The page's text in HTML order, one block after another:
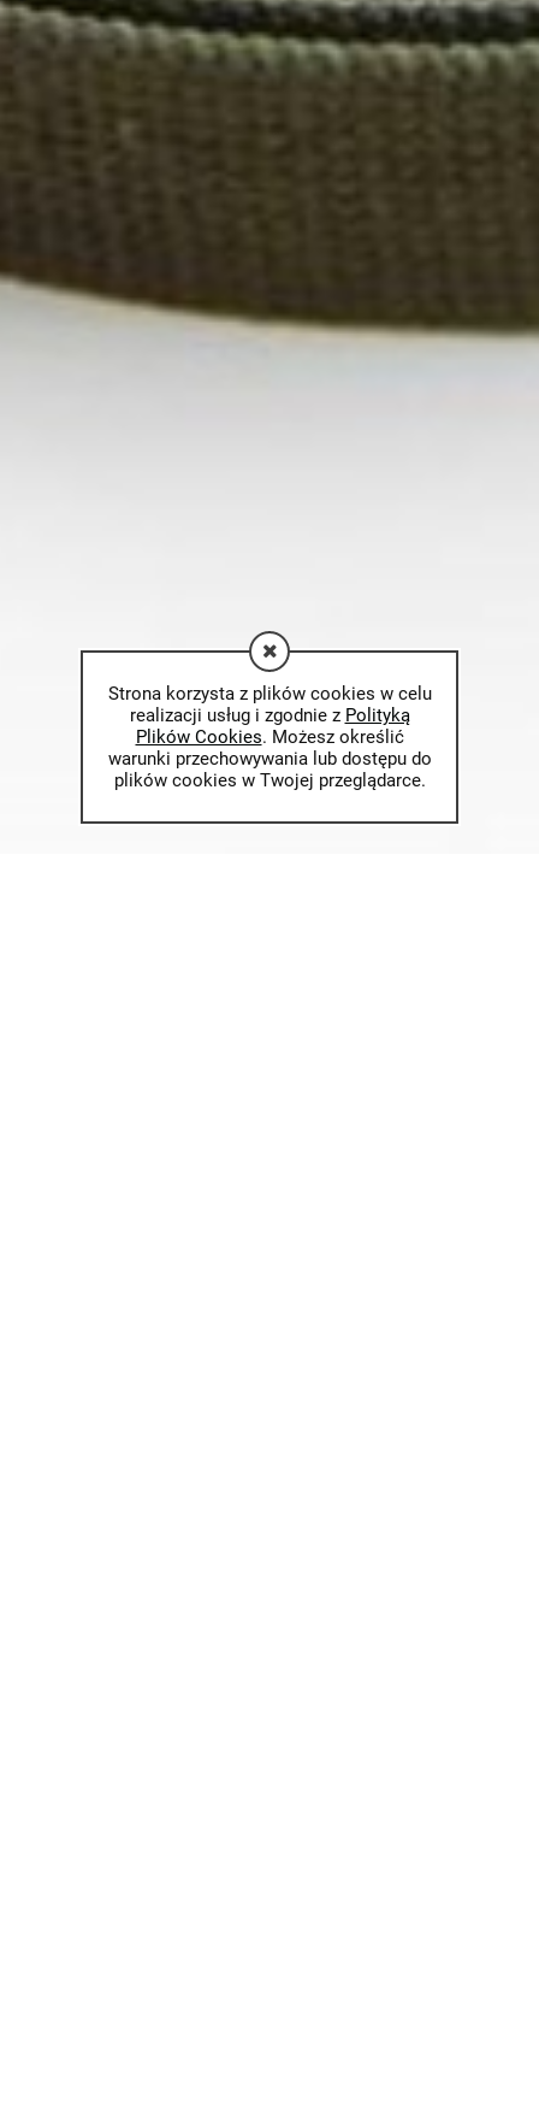
Strona korzysta z plików cookies w celu
realizacji usług i zgodnie z Polityką
Plików Cookies. Możesz określić
warunki przechowywania lub dostępu do
plików cookies w Twojej przeglądarce.